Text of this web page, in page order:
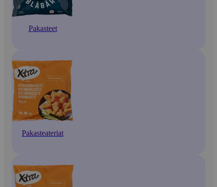
Pakasteet
Pakasteateriat